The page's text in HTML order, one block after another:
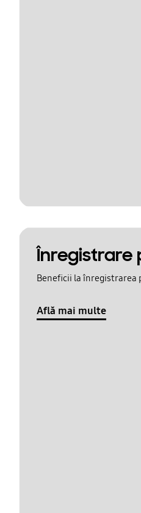
Înregistrare
Beneficii la înregistrarea
Află mai multe